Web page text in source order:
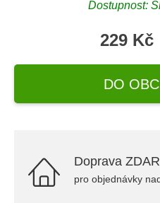
Dostupnost:
229 Kč
DO
Doprava
pro objednávky